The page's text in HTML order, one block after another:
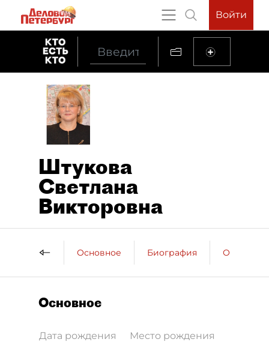
Войти
Штукова
Светлана
Викторовна
Основное Биография
Основное
Дата рождения Место рождения